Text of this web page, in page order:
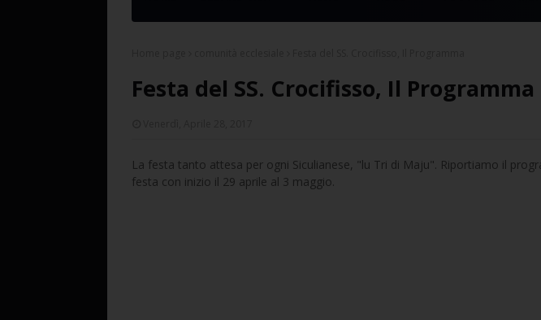
Festa del SS. Crocifisso, Il Programma
La festa tanto attesa per ogni Siculianese, "lu Tri di Maju". Riportiamo il
festa con inizio il 29 aprile al 3 maggio.